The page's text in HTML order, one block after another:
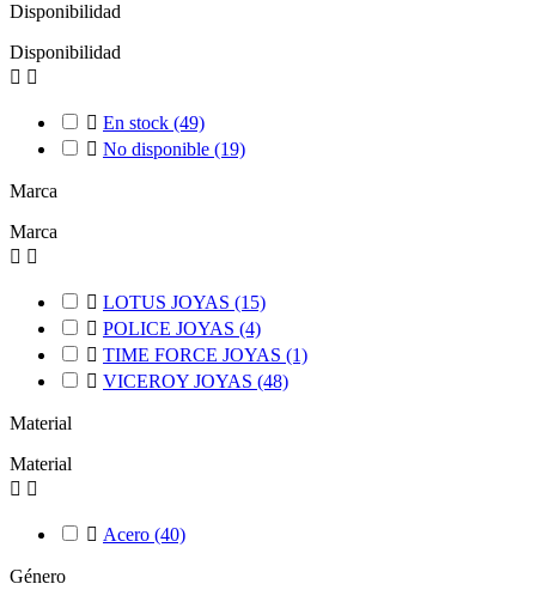
Disponibilidad
Disponibilidad
 
 En stock (49)
 No disponible (19)
Marca
Marca
 
 LOTUS JOYAS (15)
 POLICE JOYAS (4)
 TIME FORCE JOYAS (1)
 VICEROY JOYAS (48)
Material
Material
 
 Acero (40)
Género